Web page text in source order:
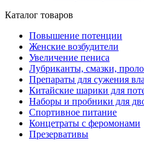
Каталог товаров
Повышение потенции
Женские возбудители
Увеличение пениса
Лубриканты, смазки,
Препараты для сужения
Китайские шарики для
Наборы и пробники для
Спортивное питание
Концетраты с феромонами
Презервативы